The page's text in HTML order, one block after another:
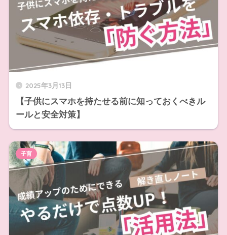
2025年3月13日
【子供にスマホを持たせる前に知っておくべきル
ールと安全対策】
子育